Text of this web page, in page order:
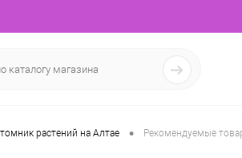
растений на Алтае • Рекомендуемые